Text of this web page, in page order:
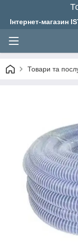
Інтернет-магазин
Товари та